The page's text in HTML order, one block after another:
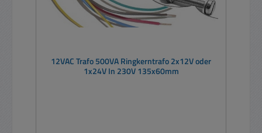
12VAC Trafo 500VA Ringkerntrafo 2x12V oder
1x24V In 230V 135x60mm